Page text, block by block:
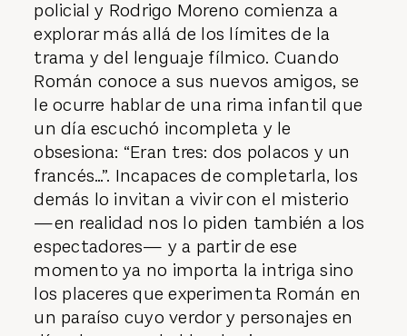
policial y Rodrigo Moreno comienza a
explorar más allá de los límites de la
trama y del lenguaje fílmico. Cuando
Román conoce a sus nuevos amigos, se
le ocurre hablar de una rima infantil que
un día escuchó incompleta y le
obsesiona: “Eran tres: dos polacos y un
francés…”. Incapaces de completarla, los
demás lo invitan a vivir con el misterio
—en realidad nos lo piden también a los
espectadores— y a partir de ese
momento ya no importa la intriga sino
los placeres que experimenta Román en
un paraíso cuyo verdor y personajes en